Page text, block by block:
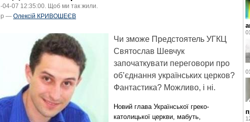
04-07 12:35:00. Щоб ми так жили.
— Олексій КРИВОШЕЄВ
Чи зможе Предстоятель УГКЦ
Святослав Шевчук
започаткувати переговори про
об’єднання українських церков?
Фантастика? Можливо, і ні.
Новий глава Української греко-
католицької церкви, мабуть,